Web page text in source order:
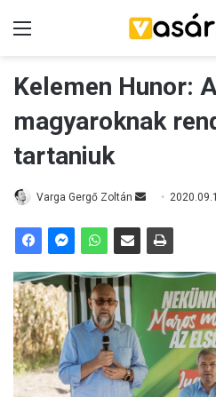
Kelemen Hunor:
magyaroknak
tartaniuk
Varga Gergő Zoltán
e
a
i